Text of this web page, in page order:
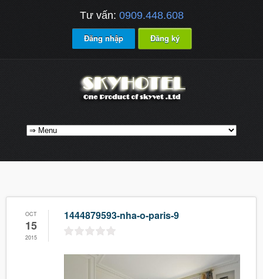
Tư vấn: 0909.448.608
Đăng nhập Đăng ký
OCT
15
2015
1444879593-nha-o-paris-9